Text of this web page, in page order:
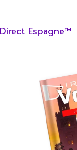
Direct Espagne™